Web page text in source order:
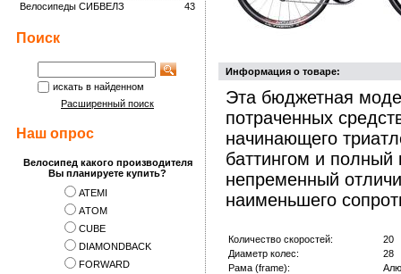
43
Велосипеды СИБВЕЛЗ
Поиск
искать в найденном
Расширенный поиск
Наш опрос
Велосипед какого производителя
Вы планируете купить?
ATEMI
АTOM
CUBE
DIAMONDBACK
FORWARD
Информация о товаре:
Эта бюджетная
потраченных
начинающего
баттингом и полный
непременный
наименьшего
Количество скоростей:
20
Диаметр колес:
28
Рама (frame):